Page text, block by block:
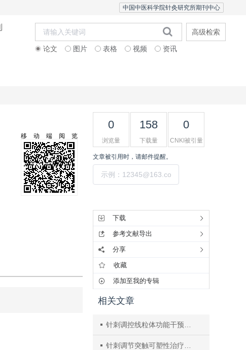
中国中医科学院针灸研究所期刊中心
论文 图片 表格 视频 资讯
高级检索
移动端阅览
0
浏览量
158
下载量
0
CNKI被引量
文章被引用时，请邮件提醒。
下载
参考文献导出
分享
收藏
添加至我的专辑
相关文章
针刺调控线粒体功能干预帕金森病的研究进展
针刺调节突触可塑性治疗阿尔茨海默病机制的研究进展